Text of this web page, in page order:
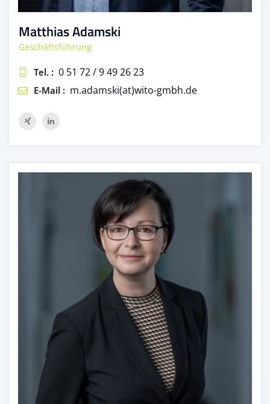
Matthias Adamski
Geschäftsführung
Tel. : 0 51 72 / 9 49 26 23
E-Mail : m.adamski(at)wito-gmbh.de